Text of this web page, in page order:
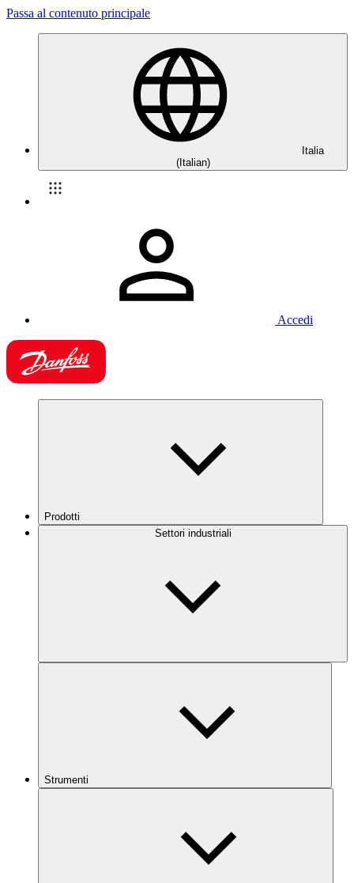
Passa al contenuto principale
Italia
(Italian)
Accedi
Prodotti
Settori industriali
Strumenti